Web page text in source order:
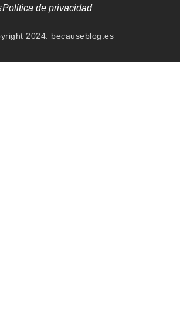
2024. becauseblog.es
Politica de privacidad